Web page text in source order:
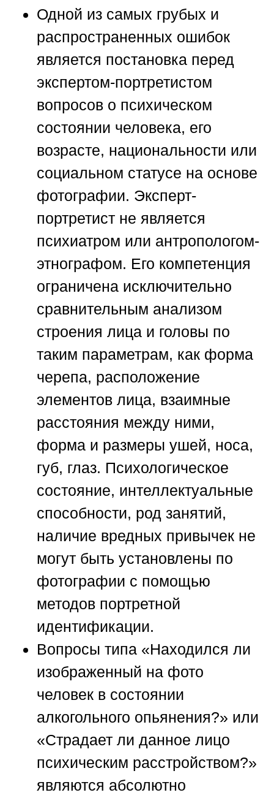
Одной из самых грубых и
распространенных ошибок
является постановка перед
экспертом-портретистом
вопросов о психическом
состоянии человека, его
возрасте, национальности или
социальном статусе на основе
фотографии. Эксперт-
портретист не является
психиатром или антропологом-
этнографом. Его компетенция
ограничена исключительно
сравнительным анализом
строения лица и головы по
таким параметрам, как форма
черепа, расположение
элементов лица, взаимные
расстояния между ними,
форма и размеры ушей, носа,
губ, глаз. Психологическое
состояние, интеллектуальные
способности, род занятий,
наличие вредных привычек не
могут быть установлены по
фотографии с помощью
методов портретной
идентификации.
Вопросы типа «Находился ли
изображенный на фото
человек в состоянии
алкогольного опьянения?» или
«Страдает ли данное лицо
психическим расстройством?»
являются абсолютно